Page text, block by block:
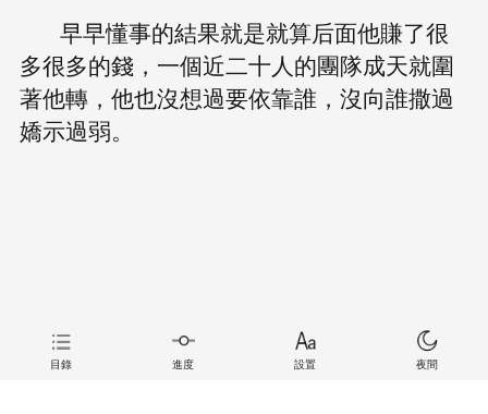
早早懂事的結果就是就算后面他賺了很
多很多的錢，一個近二十人的團隊成天就圍
著他轉，他也沒想過要依靠誰，沒向誰撒過
嬌示過弱。
目錄 進度 設置 夜間